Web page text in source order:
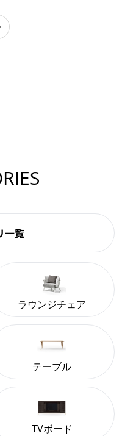
一覧
ラウンジチェア
テーブル
TVボード